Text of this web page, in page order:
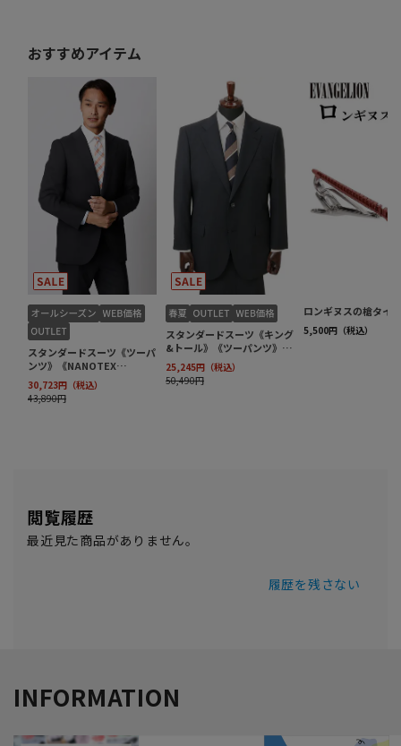
閲覧履歴
最近見た商品がありません。
履歴を残さない
INFORMATION